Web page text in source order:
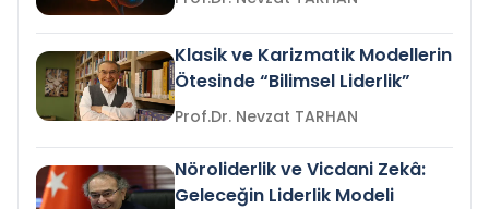
Klasik ve Karizmatik Modellerin
Ötesinde “Bilimsel Liderlik”
Prof.Dr. Nevzat TARHAN
Nöroliderlik ve Vicdani Zekâ:
Geleceğin Liderlik Modeli